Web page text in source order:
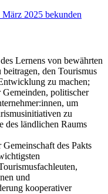
März 2025 bekunden
Lernens von bewährten
den Tourismus
zu machen;
politischer
um
zu
des ländlichen Raums
des Pakts
und
kooperativer